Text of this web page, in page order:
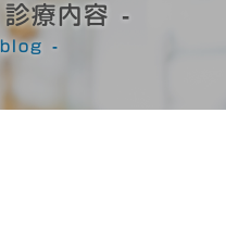
i
診療内容